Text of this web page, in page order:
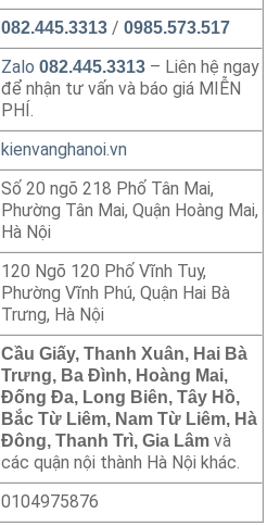
082.445.3313/ 0985.573.517
Zalo 082.445.3313– Liên hệ ngay
để nhận tư vấn và báo giá MIỄN
PHÍ.
kienvanghanoi.vn
Số 20 ngõ 218 Phố Tân Mai,
Phường Tân Mai, Quận Hoàng Mai,
Hà Nội
120 Ngõ 120 Phố Vĩnh Tuy,
Phường Vĩnh Phú, Quận Hai Bà
Trưng, Hà Nội
Cầu Giấy, Thanh Xuân, Hai Bà
Trưng, Ba Đình, Hoàng Mai,
Đống Đa, Long Biên, Tây Hồ,
Bắc Từ Liêm, Nam Từ Liêm, Hà
Đông, Thanh Trì, Gia Lâmvà
các quận nội thành Hà Nội khác.
0104975876